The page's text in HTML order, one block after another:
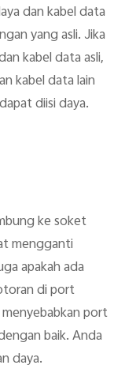
dan kabel data
yang asli. Jika
kabel data asli,
kabel data lain
diisi daya.
ke soket
mengganti
apakah ada
di port
port
baik. Anda
daya.